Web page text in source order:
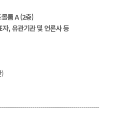
룸 A (2층)
, 유관기관 및 언론사 등